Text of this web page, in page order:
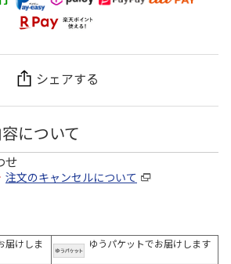
シェアする
について
せ
注文のキャンセルについて
届けしま
ゆうパケットでお届けします